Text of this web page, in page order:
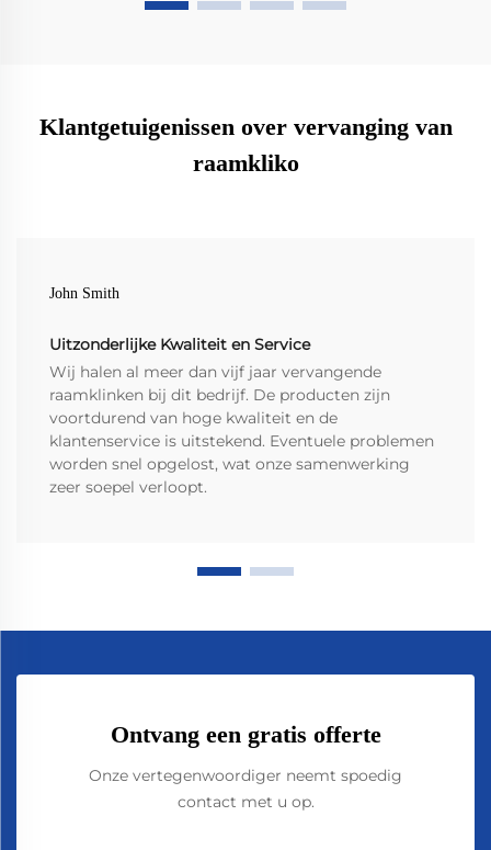
Klantgetuigenissen over vervanging van
raamkliko
John Smith
Uitzonderlijke Kwaliteit en Service
Wij halen al meer dan vijf jaar vervangende
raamklinken bij dit bedrijf. De producten zijn
voortdurend van hoge kwaliteit en de
klantenservice is uitstekend. Eventuele problemen
worden snel opgelost, wat onze samenwerking
zeer soepel verloopt.
Ontvang een gratis offerte
Onze vertegenwoordiger neemt spoedig
contact met u op.